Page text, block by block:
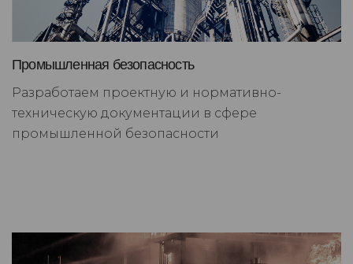
Промышленная безопасность
Разработаем проектную и нормативно-
техническую документации в сфере
промышленной безопасности